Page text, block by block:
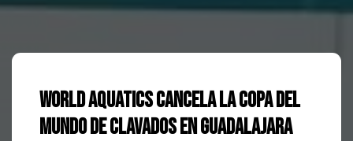
World Aquatics cancela la Copa del
Mundo de Clavados en Guadalajara